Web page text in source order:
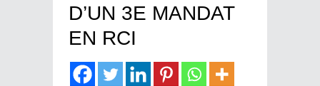
D’UN 3E MANDAT
EN RCI